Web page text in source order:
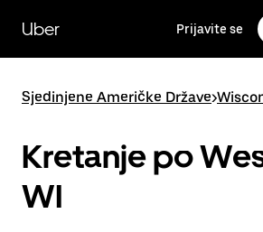
glavni
sadržaj
Uber Prijavite se
Sjedinjene Američke Države>
Kretanje po
WI